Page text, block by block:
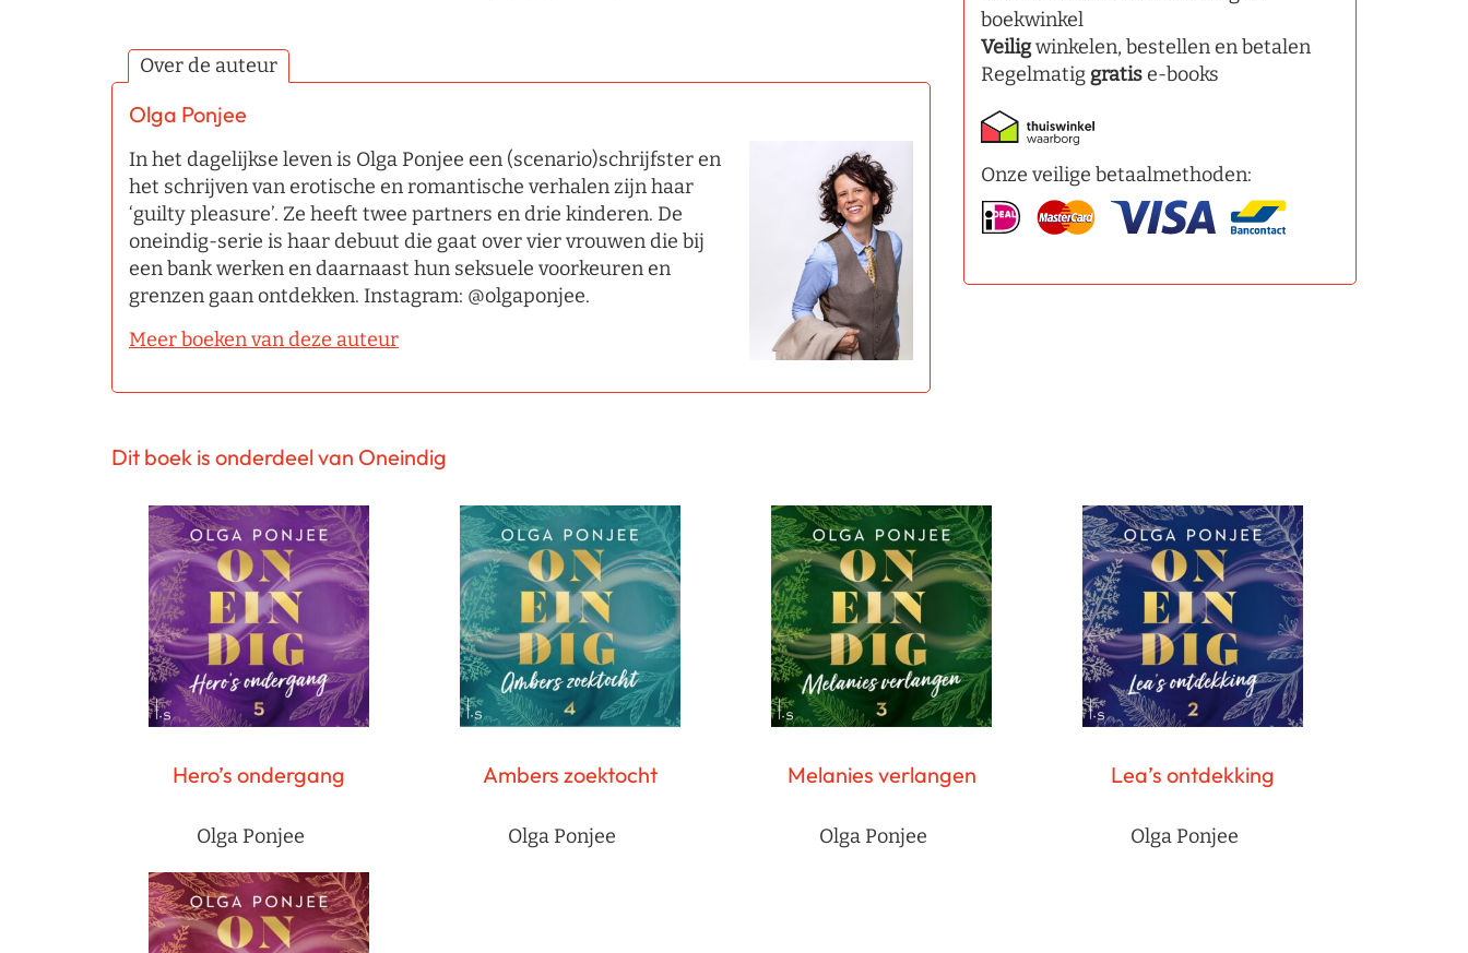
Over de auteur
Olga Ponjee
In het dagelijkse leven is Olga Ponjee een (scenario)schrijfster en
het schrijven van erotische en romantische verhalen zijn haar
‘guilty pleasure’. Ze heeft twee partners en drie kinderen. De
oneindig-serie is haar debuut die gaat over vier vrouwen die bij
een bank werken en daarnaast hun seksuele voorkeuren en
grenzen gaan ontdekken. Instagram: @olgaponjee.
Meer boeken van deze auteur
boekwinkel
Veiligwinkelen, bestellen en betalen
Regelmatig gratise-books
Onze veilige betaalmethoden:
Dit boek is onderdeel van Oneindig
Hero’s ondergang
Olga Ponjee
Ambers zoektocht
Olga Ponjee
Melanies verlangen
Olga Ponjee
Lea’s ontdekking
Olga Ponjee